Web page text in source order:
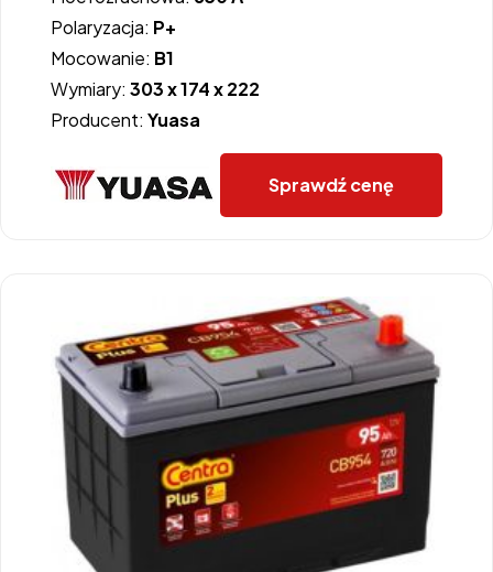
Polaryzacja: P+
Mocowanie: B1
Wymiary: 303 x 174 x 222
Producent: Yuasa
Sprawdź cenę